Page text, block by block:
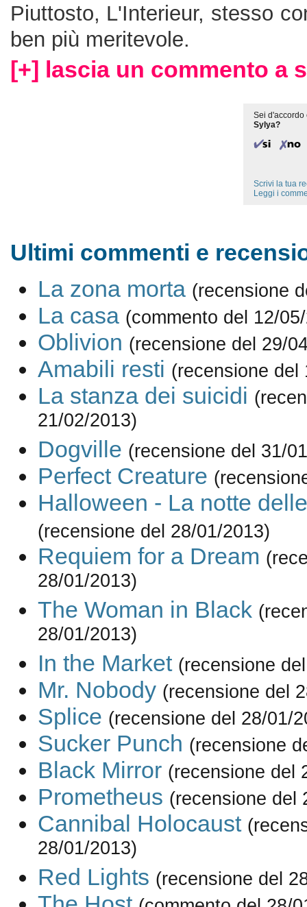
Piuttosto, L'Interieur, stesso
ben più meritevole.
[+] lascia un commento a
Sei d'accordo
Sylya?
Scrivi la tua
Leggi i
Ultimi commenti e
La zona morta (recensione
La casa (commento del 12/
Oblivion (recensione del 29/
Amabili resti (recensione del
La stanza dei suicidi
21/02/2013)
Dogville (recensione del 31/
Perfect Creature
Halloween - La notte
(recensione del 28/01/2013)
Requiem for a Dream
28/01/2013)
The Woman in Black
28/01/2013)
In the Market (recensione
Mr. Nobody (recensione del
Splice (recensione del 28/01/
Sucker Punch (recensione
Black Mirror (recensione del
Prometheus (recensione del
Cannibal Holocaust
28/01/2013)
Red Lights (recensione del